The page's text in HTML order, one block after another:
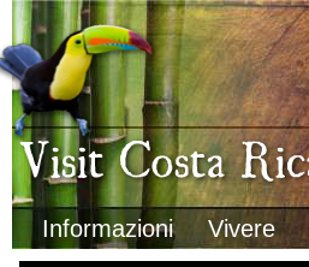
Visit Costa Rica
Informazioni Vivere
Clima
Geografia
Informazioni Geografiche
Letteratura e cultura
Gastronomia
Lo sapevi che
Musica
Natura
Storia
Trasporti Interni